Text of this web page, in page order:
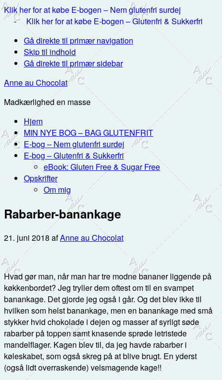
Klik her for at købe E-bogen – Nem glutenfri surdej
- Klik her for at købe E-bogen – Glutenfri & Sukkerfri
Gå direkte til primær navigation
Skip til indhold
Gå direkte til primær sidebar
Anne au Chocolat
Madkærlighed en masse
Hjem
MIN NYE BOG – BAG GLUTENFRIT
E-bog – Nem glutenfri surdej
E-bog – Glutenfri & Sukkerfri
eBook: Gluten Free & Sugar Free
Opskrifter
Om mig
Rabarber-banankage
21. juni 2018 afAnne au Chocolat
Hvad gør man, når man har tre modne bananer liggende på
køkkenbordet? Jeg tryller dem oftest om til en svampet
banankage. Det gjorde jeg også i går. Og det blev ikke til
hvilken som helst banankage, men en banankage med små
stykker hvid chokolade i dejen og masser af syrligt søde
rabarber på toppen samt knasende sprøde letristede
mandelflager. Kagen blev til, da jeg havde rabarber i
køleskabet, som også skreg på at blive brugt. En yderst
(også lidt overraskende) velsmagende kage!!